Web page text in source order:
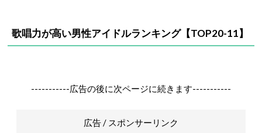
歌唱力が高い男性アイドルランキング【TOP20-11】
-----------広告の後に次ページに続きます-----------
広告 / スポンサーリンク